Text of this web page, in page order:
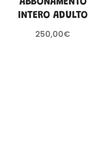
ABBONAMENTO
INTERO ADULTO
250,00€